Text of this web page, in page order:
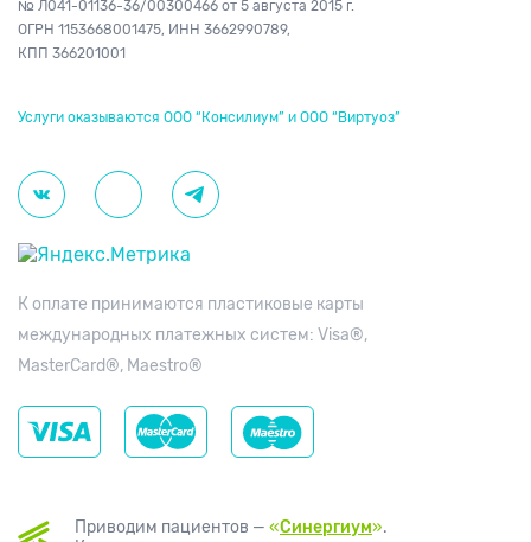
№ Л041-01136-36/00300466 от 5 августа 2015 г.
ОГРН 1153668001475, ИНН 3662990789,
КПП 366201001
Услуги оказываются ООО “Консилиум” и ООО “Виртуоз”
К оплате принимаются пластиковые карты
международных платежных систем: Visa®,
MasterCard®, Maestro®
Приводим пациентов — «Синергиум».